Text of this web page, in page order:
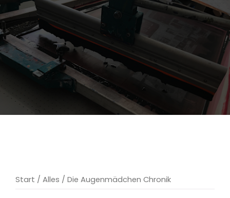
Start / Alles / Die Augenmädchen Chronik